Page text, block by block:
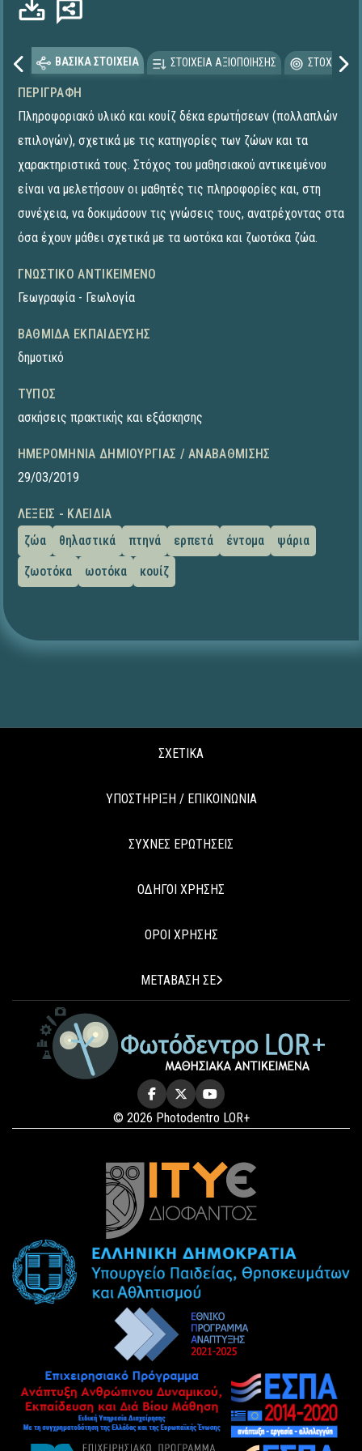
ΒΑΣΙΚΑ ΣΤΟΙΧΕΙΑ ΣΤΟΙΧΕΙΑ ΑΞΙΟΠΟΙΗΣΗΣ
ΠΕΡΙΓΡΑΦΉ
Πληροφοριακό υλικό και κουίζ δέκα ερωτήσεων (πολλαπλών
επιλογών), σχετικά με τις κατηγορίες των ζώων και τα
χαρακτηριστικά τους. Στόχος του μαθησιακού αντικειμένου
είναι να μελετήσουν οι μαθητές τις πληροφορίες και, στη
συνέχεια, να δοκιμάσουν τις γνώσεις τους, ανατρέχοντας στα
όσα έχουν μάθει σχετικά με τα ωοτόκα και ζωοτόκα ζώα.
ΓΝΩΣΤΙΚΌ ΑΝΤΙΚΕΊΜΕΝΟ
Γεωγραφία - Γεωλογία
ΒΑΘΜΊΔΑ ΕΚΠΑΊΔΕΥΣΗΣ
δημοτικό
ΤΎΠΟΣ
ασκήσεις πρακτικής και εξάσκησης
ΗΜΕΡΟΜΗΝΊΑ ΔΗΜΙΟΥΡΓΊΑΣ / ΑΝΑΒΆΘΜΙΣΗΣ
29/03/2019
ΛΈΞΕΙΣ - ΚΛΕΙΔΙΆ
ζώα
θηλαστικά πτηνά ερπετά έντομα
ψάρια
ζωοτόκα
ωοτόκα κουίζ
ΣΧΕΤΙΚΑ
ΥΠΟΣΤΗΡΙΞΗ / ΕΠΙΚΟΙΝΩΝΙΑ
ΣΥΧΝΕΣ ΕΡΩΤΗΣΕΙΣ
ΟΔΗΓΟΙ ΧΡΗΣΗΣ
ΟΡΟΙ ΧΡΗΣΗΣ
ΜΕΤΑΒΑΣΗ ΣΕ
© 2026 Photodentro LOR+